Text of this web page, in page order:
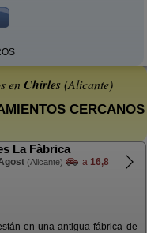
enChirles(Alicante)
CERCANOS
La Fàbrica
(Alicante) a 16,8
en una antigua fábrica de